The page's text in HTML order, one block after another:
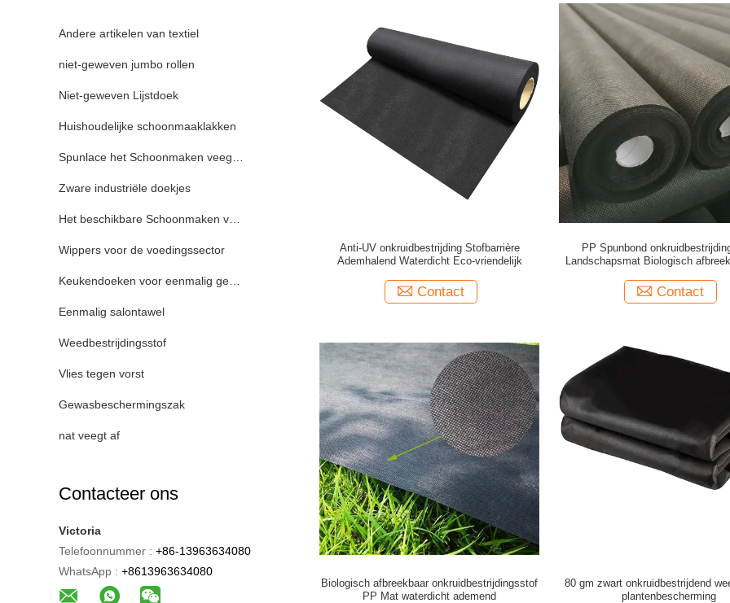
Andere artikelen van textiel
niet-geweven jumbo rollen
Niet-geweven Lijstdoek
Huishoudelijke schoonmaaklakken
Spunlace het Schoonmaken veegt af
Zware industriële doekjes
Het beschikbare Schoonmaken veegt af
Wippers voor de voedingssector
Keukendoeken voor eenmalig gebruik
Eenmalig salontawel
Weedbestrijdingsstof
Vlies tegen vorst
Gewasbeschermingszak
nat veegt af
Contacteer ons
Victoria
Telefoonnummer : +86-13963634080
WhatsApp : +8613963634080
Anti-UV onkruidbestrijding Stofbarrière
Ademhalend Waterdicht Eco-vriendelijk
Contact
PP Spunbond
Landschapsmat Biologisch
Contact
Biologisch afbreekbaar onkruidbestrijdingsstof
PP Mat waterdicht ademend
80 gm zwart onkruidbestrijdend
plantenbescherming